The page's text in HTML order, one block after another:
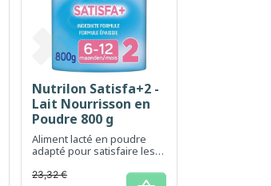
 Aperçu rapide
Nutrilon Satisfa+2 -
Lait Nourrisson en
Poudre 800 g
Aliment lacté en poudre
adapté pour satisfaire les
nourrissons
23,32 €